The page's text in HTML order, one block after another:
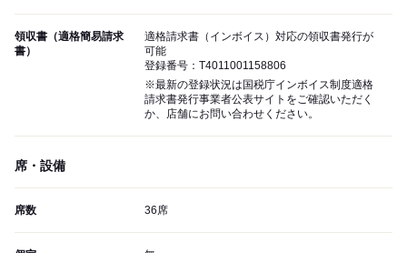
領収書（適格簡易請求
書）
適格請求書（インボイス）対応の領収書発行が
可能
登録番号：T4011001158806
※最新の登録状況は国税庁インボイス制度適格
請求書発行事業者公表サイトをご確認いただく
か、店舗にお問い合わせください。
席・設備
席数 36席